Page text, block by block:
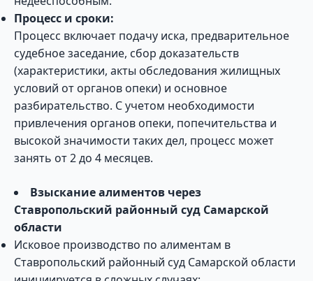
Процесс и сроки:
Процесс включает подачу иска, предварительное
судебное заседание, сбор доказательств
(характеристики, акты обследования жилищных
условий от органов опеки) и основное
разбирательство. С учетом необходимости
привлечения органов опеки, попечительства и
высокой значимости таких дел, процесс может
занять от 2 до 4 месяцев.
Взыскание алиментов через
Ставропольский районный суд Самарской
области
Исковое производство по алиментам в
Ставропольский районный суд Самарской области